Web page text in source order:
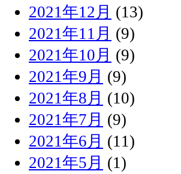
2021年12月 (13)
2021年11月 (9)
2021年10月 (9)
2021年9月 (9)
2021年8月 (10)
2021年7月 (9)
2021年6月 (11)
2021年5月 (1)